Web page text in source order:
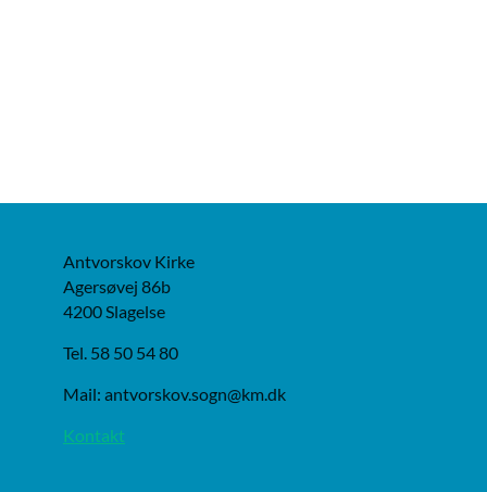
Antvorskov Kirke
Agersøvej 86b
4200 Slagelse
Tel. 58 50 54 80
Mail: antvorskov.sogn@km.dk
Kontakt